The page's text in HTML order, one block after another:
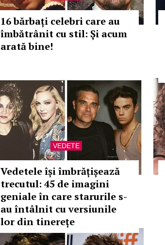
16 bărbați celebri care au
îmbătrânit cu stil: Și acum
arată bine!
VEDETE
Vedetele își îmbrățișează
trecutul: 45 de imagini
geniale în care starurile s-
au întâlnit cu versiunile
lor din tinerețe